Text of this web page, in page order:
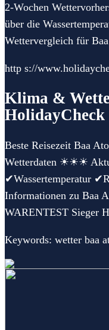
2-Wochen
über die
Wettervergleich für
http s://
Klima &
HolidayCheck
Beste Reisezeit Baa
Wetterdaten ☀☀☀
✔Wassertemperatur
Informationen zu Baa
WARENTEST Sieger
Keywords: wetter baa